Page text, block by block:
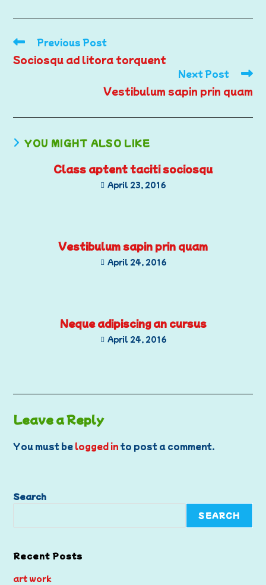
Previous Post
Sociosqu ad litora torquent
Next Post
Vestibulum sapin prin quam
YOU MIGHT ALSO LIKE
Class aptent taciti sociosqu
April 23, 2016
Vestibulum sapin prin quam
April 24, 2016
Neque adipiscing an cursus
April 24, 2016
Leave a Reply
You must be logged in to post a comment.
Search
SEARCH
Recent Posts
art work